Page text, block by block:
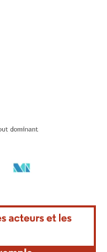
attribution sous CC BY